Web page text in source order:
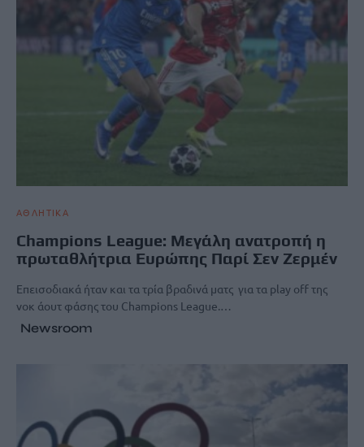
ΑΘΛΗΤΙΚΑ
Champions League: Μεγάλη ανατροπή η
πρωταθλήτρια Ευρώπης Παρί Σεν Ζερμέν
Επεισοδιακά ήταν και τα τρία βραδινά ματς για τα play off της
νοκ άουτ φάσης του Champions League.…
Newsroom